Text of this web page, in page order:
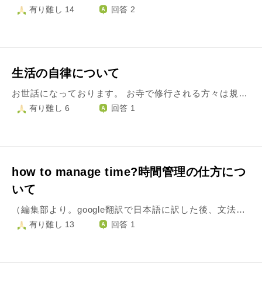
有り難し 14 回答 2
生活の自律について
お世話になっております。 お寺で修行される方々は規則正しい生活をしておられるというイメージがありますが、怠けずにきちんと暮らすためにはどうすればいいのでしょうか。 在宅でフリーランスの仕事をしていますが、生活を律することができなくなってきて無力感と罪悪感に苛まれています。 元々極端な夜型なのですが、それにしても日に日に布団にいる時間が長くなっています。 収入が少ないのに生活必需品以外の買物をしてしまったり、おやつを食べることも前は控えられたのに…… このままでも目先の暮らしは何とかなってしまいますし、自分がどうなろうと誰に対する責任があるわけでもない一人暮らし（ペットもなし）です。それでもきちんと自分を律して暮らすには、どのような心構えをすればいいのでしょうか。 このままでは人間の形が保てないという危機感があるのに、怠け心に負け続けています。自分に厳しくする心構えを教えてください。
有り難し 6 回答 1
how to manage time?時間管理の仕方につ
いて
（編集部より。google翻訳で日本語に訳した後、文法のおかしいところを修正した日本語を編集部で追加しています。） Apoplogy for the language stuff first. I don't know about Japanese at all…But I can read your answer in Japanese with translator. I'm a Chinese colledge student studying in America, and the study life here is totally different from China. I have much more individual space now. which means I need to manage my personal time myself. But I always feel anxious about it, like, I don't do my homework even I know there's not enough time until the last 2 hours before deadline, or I don't want to wash clothes even I know I have to do it. This situation just keep happening. I don't want to do it even I know it's the right thing. Espetially without parents or roomates——no one would judge me or tell me what I do is wrong, I should stop. Also, I made timetable before, but when I overslept once I just give up to do the rest things on my schedule. Please help me, what should I do to get off this……or just scolding me! Please! 最初に、日本語でなくすみません。 日本語はわかりませんが…翻訳ツールで回答を日本語で読むことができます。 私はアメリカで勉強している中国人の学生であり、ここでの研究生活は中国とは全く異なります。 私は今、はるかに個人的なスペースを持っています。 つまり、個人的な時間を自分で管理する必要があります。 しかし、私はいつも不安を感じます。たとえば、締め切り前の最後の2時間まで時間が足りないことを知っていても、宿題をしません。また、しなければならないことを知っていても、服を洗いたくないのです。 この状況は起こり続けています。 私はそれが正しいことだとわかっていても、それをやりたくありません。 両親やルームメイトがいなければ、誰も私を判断したり、私がしていることを間違っていると言ったりすることはありません。やめるべきだとわかっていても。 また、私は以前に自分のスケジュールを作成しましたが、一度寝坊したときに、スケジュール通りに残りの事をするのをあきらめました。 私を助けてください、これをやめるために私はどうすればいいですか……または私を一喝してください！ お願いします！
有り難し 13 回答 1